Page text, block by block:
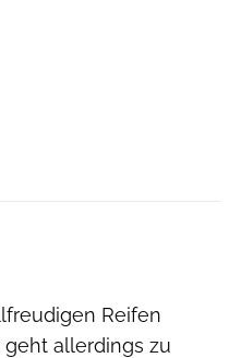
Reifen
geht allerdings zu